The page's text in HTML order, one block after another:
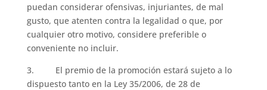
puedan considerar ofensivas, injuriantes, de mal
gusto, que atenten contra la legalidad o que, por
cualquier otro motivo, considere preferible o
conveniente no incluir.
3. El premio de la promoción estará sujeto a lo
dispuesto tanto en la Ley 35/2006, de 28 de